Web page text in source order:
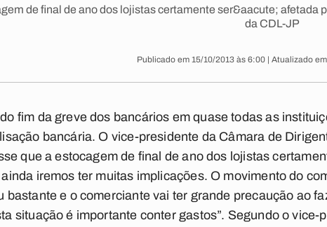
de final de ano dos lojistas certamente ser&aacute;
da CDL-JP
Publicado em 15/10/2013 às 6:00 | Atualizado
fim da greve dos bancários em quase todas as
bancária. O vice-presidente da Câmara de
que a estocagem de final de ano dos lojistas
iremos ter muitas implicações. O movimento do
bastante e o comerciante vai ter grande precaução ao
situação é importante conter gastos”. Segundo o